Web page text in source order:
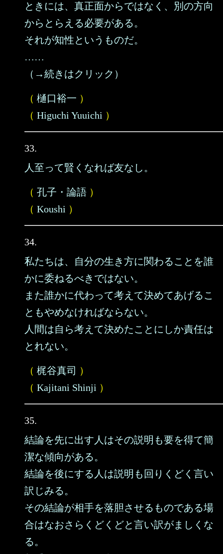
ときには、真正面からではなく、別の方向
からとらえる必要がある。
それが知性というものだ。
……
（→続きはクリック）
（ 樋口裕一 ）
（ Higuchi Yuuichi ）
33.
人至って賢くなれば友なし。
（ 孔子・論語 ）
（ Koushi ）
34.
私たちは、自分の生き方に関わることを誰
かに委ねるべきではない。
また誰かに代わって考えて決めてあげるこ
ともやめなければならない。
人間は自ら考えて決めたことにしか責任は
とれない。
（ 梶谷真司 ）
（ Kajitani Shinji ）
35.
結論を先に出す人はその説明も要を得て簡
潔な傾向がある。
結論を後にする人は説明も回りくどく言い
訳じみる。
その結論が相手を落胆させるものである場
合はなおさらくどくどと言い訳がましくな
る。